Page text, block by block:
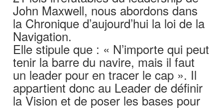
John Maxwell, nous abordons dans
la Chronique d’aujourd’hui la loi de la
Navigation.
Elle stipule que : « N’importe qui peut
tenir la barre du navire, mais il faut
un leader pour en tracer le cap ». Il
appartient donc au Leader de définir
la Vision et de poser les bases pour